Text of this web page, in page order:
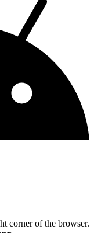
corner of the browser.